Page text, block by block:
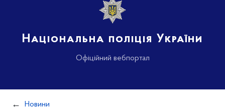
Національна поліція України
Офіційний вебпортал
Новини